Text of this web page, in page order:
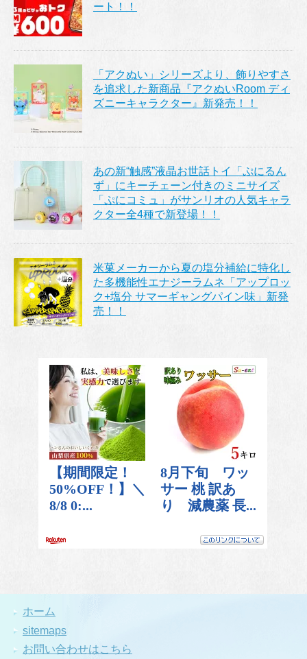
ート！！
「アクぬい」シリーズより、飾りやすさ
を追求した新商品『アクぬいRoom ディ
ズニーキャラクター』新発売！！
あの新“触感”液晶お世話トイ「ぷにるん
ず」にキーチェーン付きのミニサイズ
「ぷにコミュ」がサンリオの人気キャラ
クター全4種で新登場！！
米菓メーカーから夏の塩分補給に特化し
た多機能性エナジーラムネ「アップロッ
ク+塩分 サマーギャングパイン味」新発
売！！
ホーム
sitemaps
お問い合わせはこちら